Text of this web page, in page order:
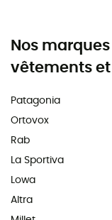
Nos
vêtements
Patagonia
Ortovox
Rab
La Sportiva
Lowa
Altra